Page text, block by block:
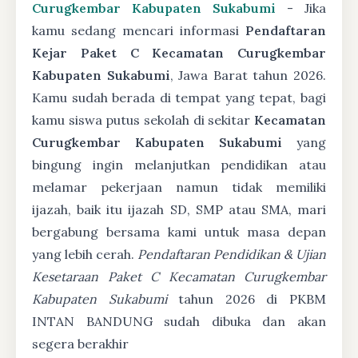
Curugkembar Kabupaten Sukabumi - Jika
kamu sedang mencari informasi Pendaftaran
Kejar Paket C Kecamatan Curugkembar
Kabupaten Sukabumi, Jawa Barat tahun 2026.
Kamu sudah berada di tempat yang tepat, bagi
kamu siswa putus sekolah di sekitar Kecamatan
Curugkembar Kabupaten Sukabumi yang
bingung ingin melanjutkan pendidikan atau
melamar pekerjaan namun tidak memiliki
ijazah, baik itu ijazah SD, SMP atau SMA, mari
bergabung bersama kami untuk masa depan
yang lebih cerah. Pendaftaran Pendidikan & Ujian
Kesetaraan Paket C Kecamatan Curugkembar
Kabupaten Sukabumitahun 2026 di PKBM
INTAN BANDUNG sudah dibuka dan akan
segera berakhir